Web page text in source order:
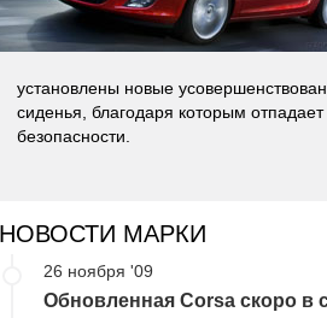
установлены новые
сиденья, благодаря которым
безопасности.
НОВОСТИ МАРКИ
26 ноября '09
Обновленная Corsa скоро в